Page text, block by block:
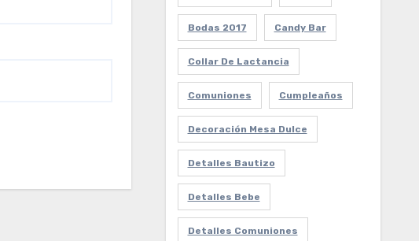
Bodas 2017 Candy Bar
Collar De Lactancia
Comuniones Cumpleaños
Decoración Mesa Dulce
Detalles Bautizo
Detalles Bebe
Detalles Comuniones